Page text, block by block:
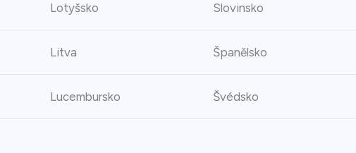
Lotyšsko Slovinsko
Litva Španělsko
Lucembursko Švédsko